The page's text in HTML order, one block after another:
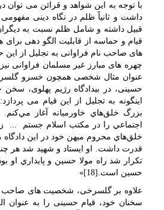
با توجه به این شواهد و قرائن می توان
داشت و ثانیاً ظلم در نگاه دینی
قبیل داشته و شامل ظلم نسبت به
قیام و حماسه از قابلیت الگو دهی
های صاحب نام فراوانی به تجلیل از این
چهره های مبارز غیر مسلمان فراوانی
عنوان مثال شخصی همچون خسرو
حسینی، در بیدادگاه رژیم پهلوی،
اینگونه به تجلیل از این قیام می
بزرگ خلق‌هاي خاورميانه آغاز
اجتماعي را در مكتب اسلام جستم ...
خلق‌هاي محروم ميهن خود در اين
قدرت داشت. او ايستاد و شهيد شد هر
تكرار شد راه مولا حسين و پايداري او
حسين است.[18]»
علاوه بر گلسرخی، شخصیت های صاحب
سخنان خود، قیام حسینی را به عنوان